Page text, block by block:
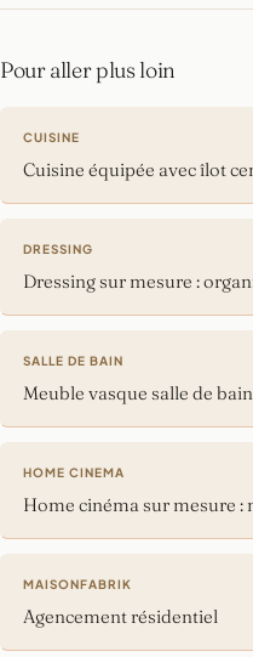
Pour aller plus loin
CUISINE
Cuisine équipée avec îlot
DRESSING
Dressing sur mesure :
SALLE DE BAIN
Meuble vasque salle de
HOME CINEMA
Home cinéma sur mesure
MAISONFABRIK
Agencement résidentiel